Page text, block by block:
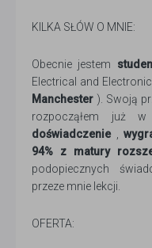
KILKA SŁÓW O MNIE:
Obecnie jestem
Electrical and
Manchester ). Swoją
rozpocząłem już
doświadczenie,
94% z matury
podopiecznych
przeze mnie lekcji.
OFERTA: